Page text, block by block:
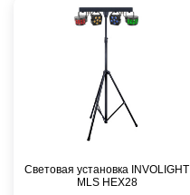
Световая установка INVOLIGHT
MLS HEX28